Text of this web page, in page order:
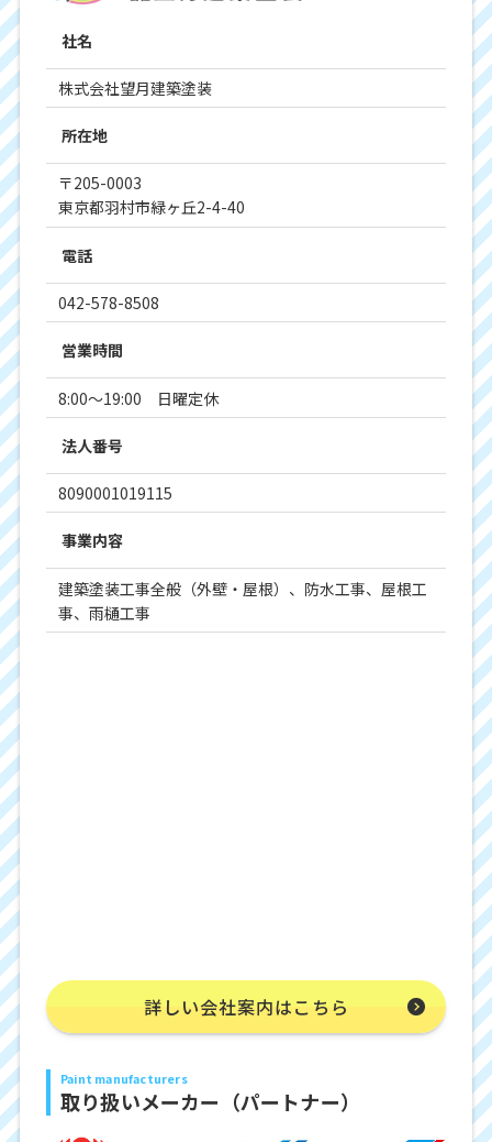
社名
株式会社望月建築塗装
所在地
〒205-0003
東京都羽村市緑ヶ丘2-4-40
電話
042-578-8508
営業時間
8:00～19:00 日曜定休
法人番号
8090001019115
事業内容
建築塗装工事全般（外壁・屋根）、防水工事、屋根工
事、雨樋工事
詳しい会社案内はこちら
Paint manufacturers
取り扱いメーカー（パートナー）